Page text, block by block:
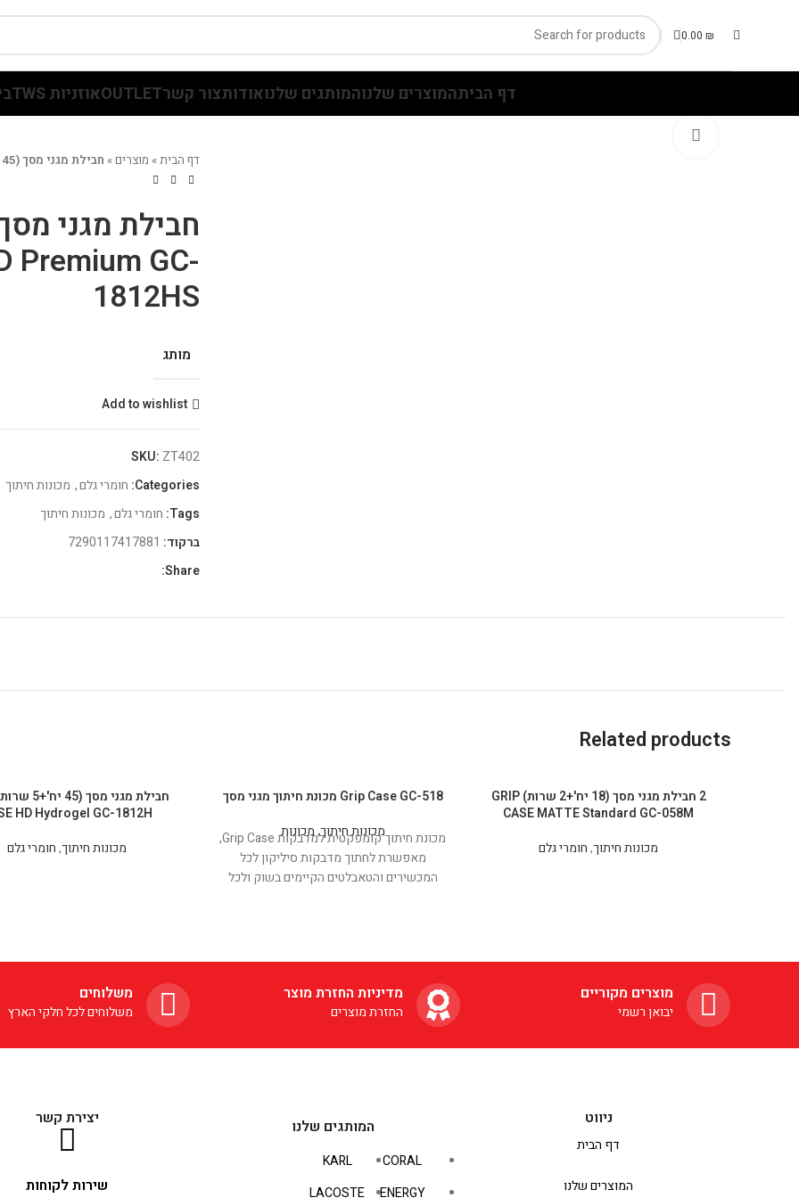
0.00 ₪
דף הביתהמוצרים שלנוהמותגים שלנואודותצור קשרOUTLETאוזניות TWS
דף הבית» מוצרים» חבילת מגני מסך (45 יח'+5 שרות) GRIP CASE HD Premium GC-1812HS
Premium GC-
1812HS
מותג
Add to wishlist
SKU: ZT402
Categories: חומרי גלם, מכונות חיתוך
Tags: חומרי גלם, מכונות חיתוך
ברקוד:
Share:
Related products
2 חבילת מגני מסך (18 יח'+2 שרות) GRIP
CASE MATTE Standard GC-058M
מכונות חיתוך,חומרי גלם
Grip Case GC-518 מכונת חיתוך מגני מסך
מכונות חיתוך,מכונות
מכונת חיתוך קומפקטית למדבקות Grip Case,
מאפשרת לחתוך מדבקות סיליקון לכל
המכשירים והטאבלטים הקיימים בשוק ולכל
HD Hydrogel GC-1812H
מכונות חיתוך,חומרי גלם
מוצרים מקוריים
יבואן רשמי
מדיניות החזרת מוצר
החזרת מוצרים
משלוחים
משלוחים לכל חלקי הארץ
ניווט
דף הבית
המוצרים שלנו
המותגים שלנו
CORAL
ENERGY
KARL
LACOSTE
יצירת קשר
שירות לקוחות